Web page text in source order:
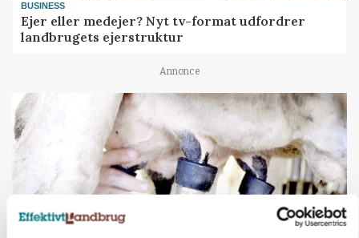
BUSINESS
Ejer eller medejer? Nyt tv-format udfordrer
landbrugets ejerstruktur
Annonce